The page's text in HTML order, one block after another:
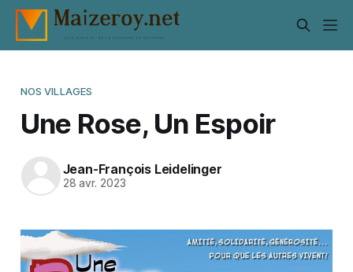
NOS VILLAGES
Une Rose, Un Espoir
Jean-François Leidelinger
28 avr. 2023